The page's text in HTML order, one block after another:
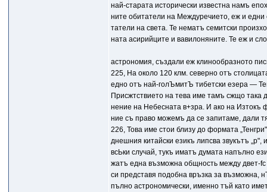
най-старата исторически известна намъ
ните обитатели на Междуречието, еж и едни
татели на света. Те нематъ семитски
ната асирийците и вавилоняните. Те еж и
астрономия, създали еж клинообразното
225, На около 120 клм. северно отъ
едно отъ най-голЪмитЪ тибетски езера —
Присжтствието на тева име тамъ сжщо така
нение на Небесната в+зра. И ако на Изтокъ
ние съ право можемъ да се запитаме, дали
226, Това име стои близу до формата
днешния китайски езикъ липсва звукътъ „р",
всЬки случай, тукъ иматъ думата напълно
жатъ една възможна общность между двет-
си представя подобна връзка за възможна,
пълно астрономически, именно тъй като